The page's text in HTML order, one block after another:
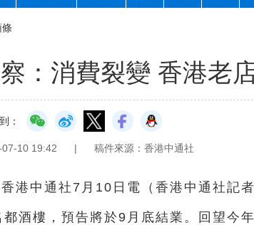
：消費裂變 香港老
：
07-10 19:42 | 稿件來源：香港中通社
香港中通社7月10日電（ 香港中通社記
都酒樓，預告將於9月底結業。回望今